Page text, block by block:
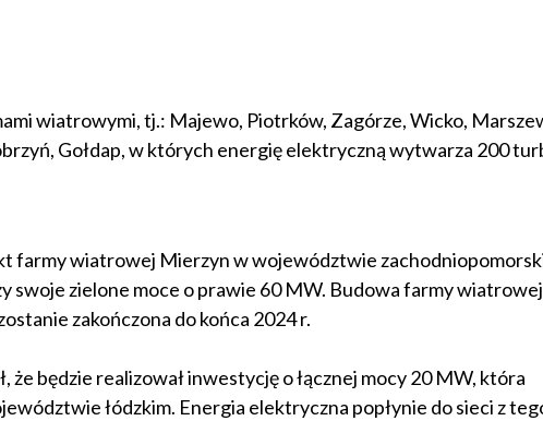
wiatrowymi, tj.: Majewo, Piotrków, Zagórze, Wicko,
Gołdap, w których energię elektryczną wytwarza 200
farmy wiatrowej Mierzyn w województwie
swoje zielone moce o prawie 60 MW. Budowa farmy wiatrowej
zakończona do końca 2024 r.
że będzie realizował inwestycję o łącznej mocy 20 MW, która
łódzkim. Energia elektryczna popłynie do sieci z